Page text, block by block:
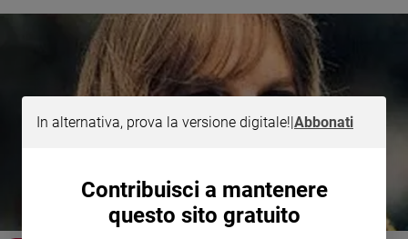
In alternativa, prova la versione digitale!|Abbonati
Contribuisci a mantenere
questo sito gratuito